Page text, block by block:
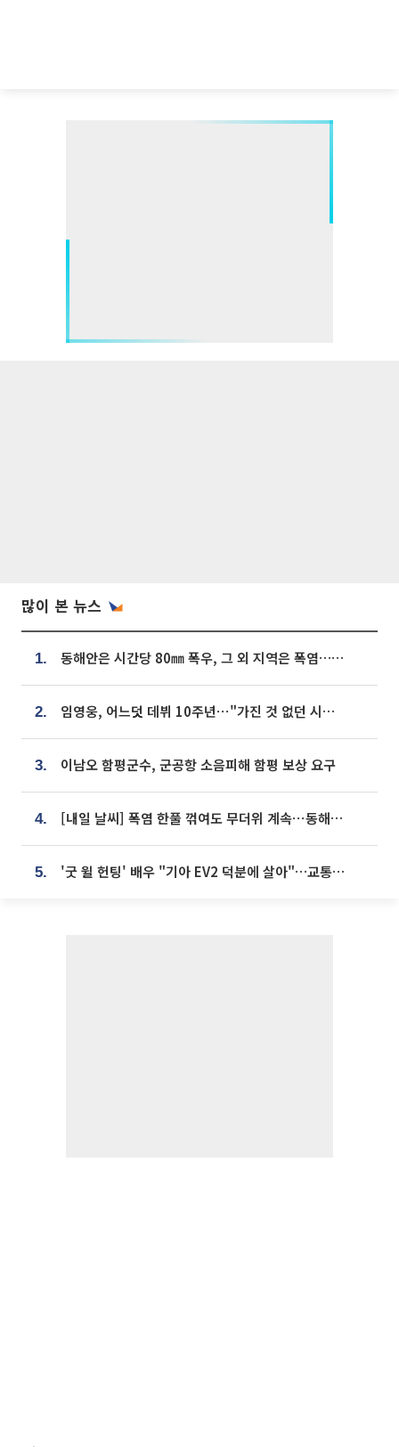
많이 본 뉴스
1. 동해안은 시간당 80㎜ 폭우, 그 외 지역은 폭염…‘극과 극 날씨’
2. 임영웅, 어느덧 데뷔 10주년⋯"가진 것 없던 시절, 내 앞엔 20명의 팬뿐"
3. 이남오 함평군수, 군공항 소음피해 함평 보상 요구
4. [내일 날씨] 폭염 한풀 꺾여도 무더위 계속⋯동해안 이틀 연속 비
5. '굿 윌 헌팅' 배우 "기아 EV2 덕분에 살아"…교통사고 후 안전성 극찬